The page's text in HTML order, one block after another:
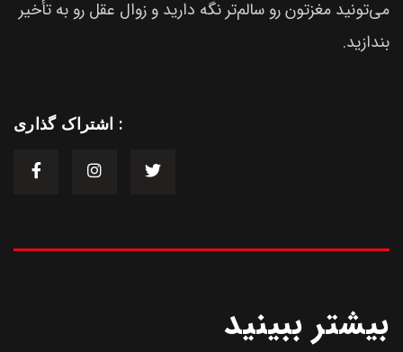
می‌تونید مغزتون رو سالم‌تر نگه دارید و زوال عقل رو به تأخیر
بندازید.
اشتراک گذاری :
بیشتر ببینید